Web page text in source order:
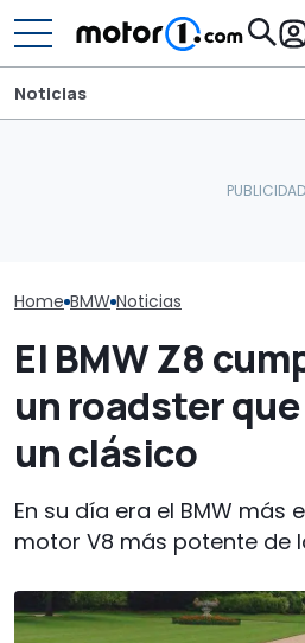
Noticias
Home BMW Noticias
El BMW Z8
un roadster
un clásico
En su día era el BMW más
motor V8 más potente de